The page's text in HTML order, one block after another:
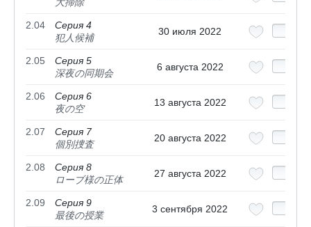
大掃除
2.04
Серия 4
犯人候補
30 июля 2022
2.05
Серия 5
深夜の同期会
6 августа 2022
2.06
Серия 6
夜の空
13 августа 2022
2.07
Серия 7
個別捜査
20 августа 2022
2.08
Серия 8
ローブ様の正体
27 августа 2022
2.09
Серия 9
最後の授業
3 сентября 2022